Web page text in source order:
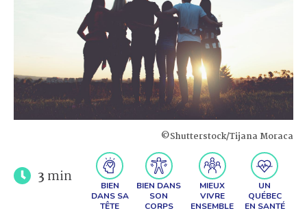
©Shutterstock/Tijana Moraca
3 min
BIEN
DANS SA
TÊTE
BIEN DANS
SON
CORPS
MIEUX
VIVRE
ENSEMBLE
UN
QUÉBEC
EN SANTÉ